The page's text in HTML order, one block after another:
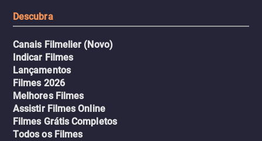
Descubra
Canais Filmelier (Novo)
Indicar Filmes
Lançamentos
Filmes 2026
Melhores Filmes
Assistir Filmes Online
Filmes Grátis Completos
Todos os Filmes